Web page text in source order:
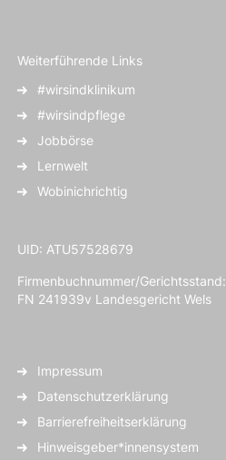
Weiterführende Links
#wirsindklinikum
#wirsindpflege
Jobbörse
Lernwelt
Wobinichrichtig
UID: ATU57528679
Firmenbuchnummer/Gerichtsstand:
FN 241939v Landesgericht Wels
Impressum
Datenschutzerklärung
Barrierefreiheitserklärung
Hinweisgeber*innensystem